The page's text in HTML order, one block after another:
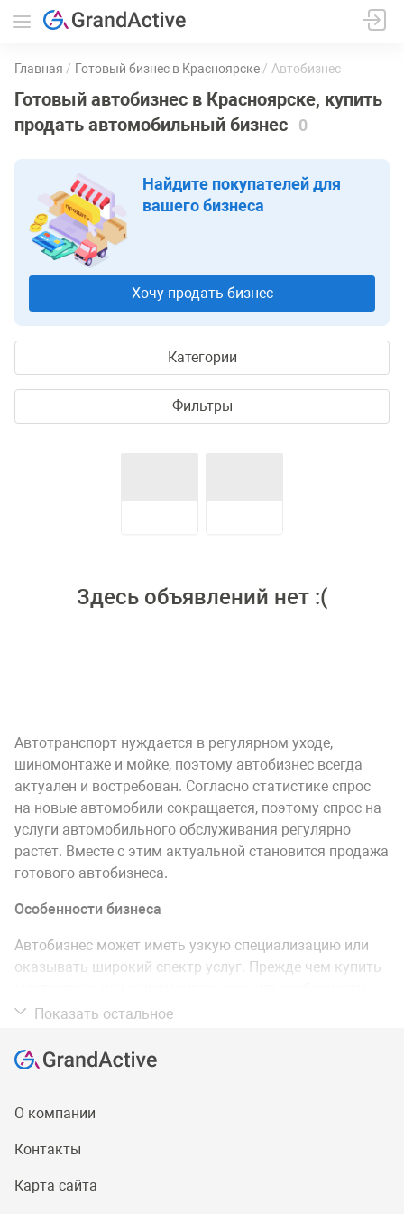
Главная Готовый бизнес в Красноярске Автобизнес
Готовый автобизнес в Красноярске, купить
продать автомобильный бизнес
0
Найдите покупателей для
вашего бизнеса
Хочу продать бизнес
Категории
Фильтры
Здесь объявлений нет :(
Автотранспорт нуждается в регулярном уходе,
шиномонтаже и мойке, поэтому автобизнес всегда
актуален и востребован. Согласно статистике спрос
на новые автомобили сокращается, поэтому спрос на
услуги автомобильного обслуживания регулярно
растет. Вместе с этим актуальной становится продажа
готового автобизнеса.
Особенности бизнеса
Автобизнес может иметь узкую специализацию или
оказывать широкий спектр услуг. Прежде чем купить
каждого направления. Обратите внимание, что
бизнеса:
расширения.
сопутствующего товаров и услуг.
Создание сети. Можно самостоятельно
Показать остальное
О компании
Контакты
Карта сайта